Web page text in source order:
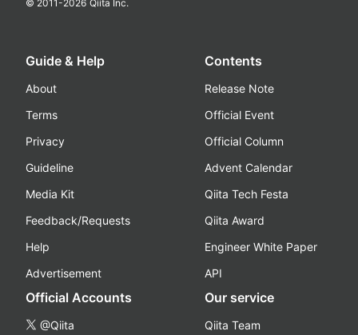
© 2011-2026 Qiita Inc.
Guide & Help
About
Terms
Privacy
Guideline
Media Kit
Feedback/Requests
Help
Advertisement
Contents
Release Note
Official Event
Official Column
Advent Calendar
Qiita Tech Festa
Qiita Award
Engineer White Paper
API
Official Accounts
@Qiita
Our service
Qiita Team